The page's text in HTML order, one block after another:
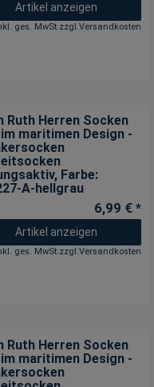
Artikel anzeigen
ges. MwSt.zzgl.Versandkosten
Ruth Herren Socken
maritimen Design -
, Farbe:
A-hellgrau
6,99 € *
Artikel anzeigen
ges. MwSt.zzgl.Versandkosten
Ruth Herren Socken
maritimen Design -